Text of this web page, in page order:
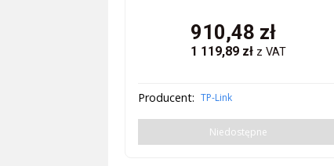
910,48 zł
1 119,89 zł z VAT
Producent: TP-Link
Niedostępne